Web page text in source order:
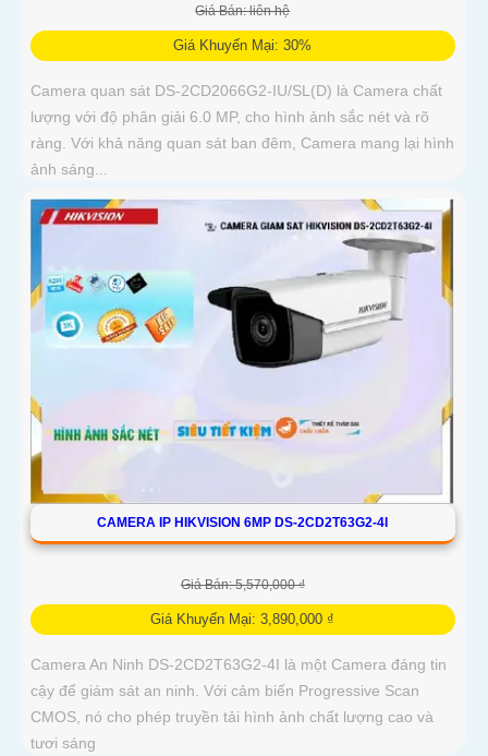
Giá Bán: liên hệ
Giá Khuyến Mại: 30%
Camera quan sát DS-2CD2066G2-IU/SL(D) là Camera chất
lượng với độ phân giải 6.0 MP, cho hình ảnh sắc nét và rõ
ràng. Với khả năng quan sát ban đêm, Camera mang lại hình
ảnh sáng...
CAMERA IP HIKVISION 6MP DS-2CD2T63G2-4I
Giá Bán: 5,570,000 ₫
Giá Khuyến Mại: 3,890,000 ₫
Camera An Ninh DS-2CD2T63G2-4I là một Camera đáng tin
cậy để giám sát an ninh. Với cảm biến Progressive Scan
CMOS, nó cho phép truyền tải hình ảnh chất lượng cao và
tươi sáng